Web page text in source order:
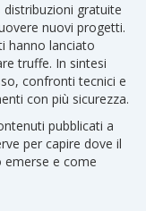
distribuzioni gratuite
nuovi progetti.
hanno lanciato
truffe. In sintesi
confronti tecnici e
con più sicurezza.
pubblicati a
per capire dove il
e come